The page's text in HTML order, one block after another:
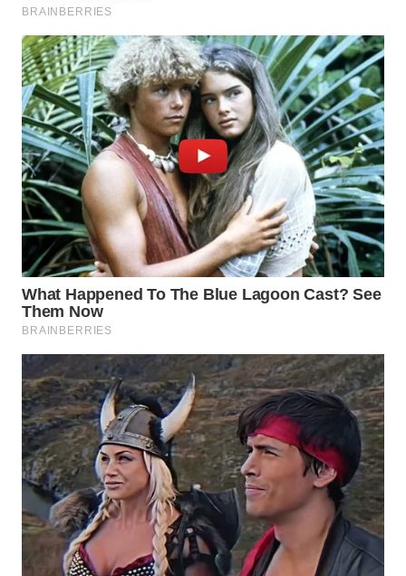
WN
SAMOSIR
WN
PADANG
LAWAS
WN
SUMEDANG
WN
CIANJUR
WN
KEPULAUAN
SERIBU
WN
TANGERANG
WN
BINJAI
WN
CIREBON